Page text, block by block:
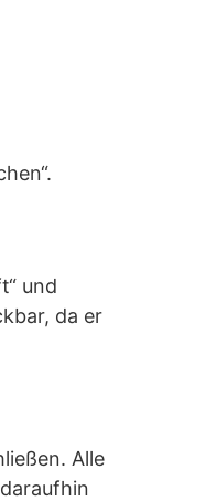
und
da er
Alle